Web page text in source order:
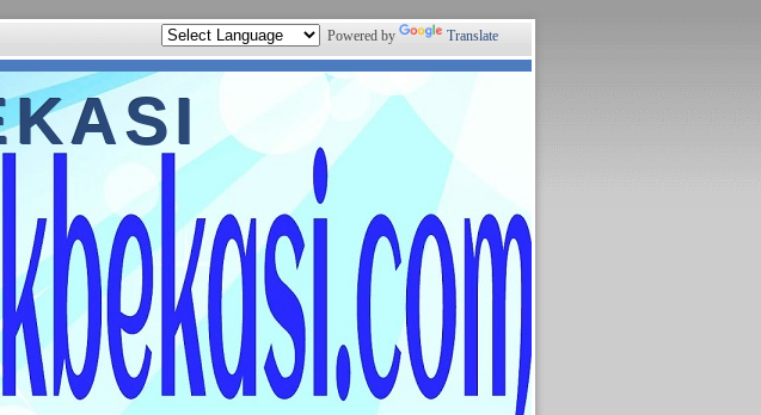
Powered by Translate